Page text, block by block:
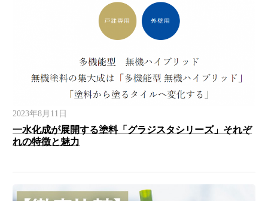
2023年8月11日
一水化成が展開する塗料「グラジスタシリーズ」それぞ
れの特徴と魅力